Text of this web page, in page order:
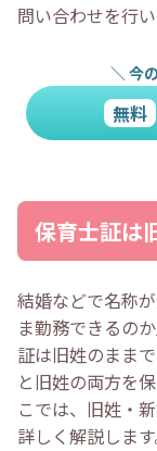
問い合わせを行い
＼ 今
無料
保育士証は
結婚などで名称
ま勤務できるの
証は旧姓のまま
と旧姓の両方を
こでは、旧姓・
詳しく解説します